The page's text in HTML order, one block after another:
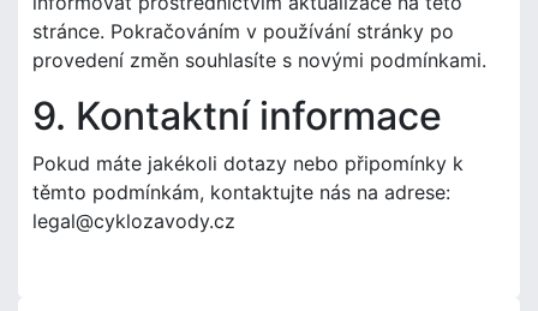
stránce. Pokračováním v používání stránky po
provedení změn souhlasíte s novými podmínkami.
9. Kontaktní informace
Pokud máte jakékoli dotazy nebo připomínky k
těmto podmínkám, kontaktujte nás na adrese:
legal@cyklozavody.cz